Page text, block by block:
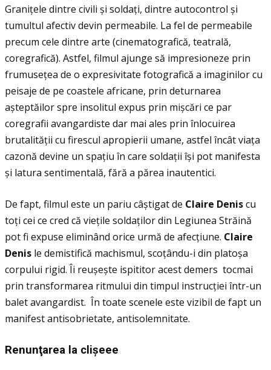
Graniţele dintre civili și soldaţi, dintre autocontrol și
tumultul afectiv devin permeabile. La fel de permeabile
precum cele dintre arte (cinematografică, teatrală,
coregrafică). Astfel, filmul ajunge să impresioneze prin
frumuseţea de o expresivitate fotografică a imaginilor cu
peisaje de pe coastele africane, prin deturnarea
așteptăilor spre insolitul expus prin mișcări ce par
coregrafii avangardiste dar mai ales prin înlocuirea
brutalității cu firescul apropierii umane, astfel încât viaţa
cazonă devine un spațiu în care soldații își pot manifesta
și latura sentimentală, fără a părea inautentici.
De fapt, filmul este un pariu câștigat de Claire Deniscu
toți cei ce cred că vieţile soldaţilor din Legiunea Străină
pot fi expuse eliminând orice urmă de afecțiune. Claire
Denis le demistifică machismul, scoţându-i din platoșa
corpului rigid. Îi reușește ispititor acest demers tocmai
prin transformarea ritmului din timpul instrucţiei într-un
balet avangardist. În toate scenele este vizibil de fapt un
manifest antisobrietate, antisolemnitate.
Renunţarea la clișeee